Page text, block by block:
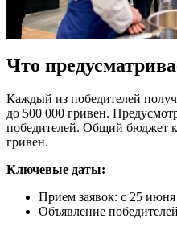
Что
Каждый из победителей
до 500 000 гривен.
победителей. Общий бюджет
гривен.
Ключевые даты:
Прием заявок: с 25
Объявление